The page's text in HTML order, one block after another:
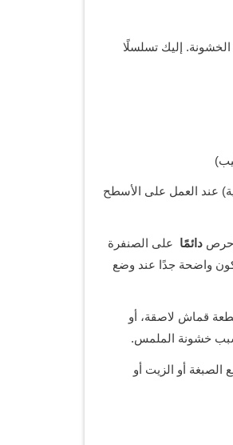
في درجات الخشونة. إليك تسلسلًا
عند العمل على الأسطح
دائمًا على الصنفرة
واضحة جدًا عند وضع
استخدم قطعة قماش لاصقة، أو
خشونة الملمس.
الصبغة أو الزيت أو